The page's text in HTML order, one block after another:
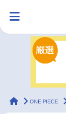
ラジオ
animateTimes
ONE PIECE